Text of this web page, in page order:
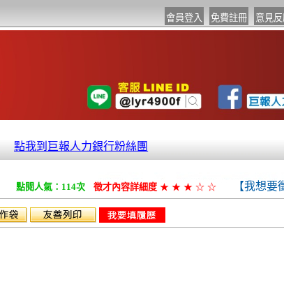
點我到巨報人力銀行粉絲團
點閱人氣：114次 徵才內容詳細度 ★ ★ ★ ☆ ☆ 【我想要